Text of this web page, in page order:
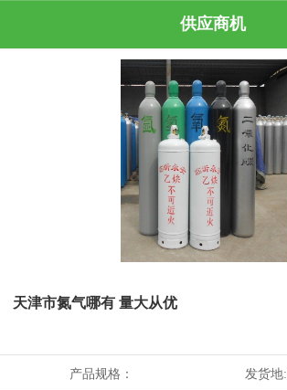
供应商机
天津市氮气哪有 量大从优
产品规格： 发货地: